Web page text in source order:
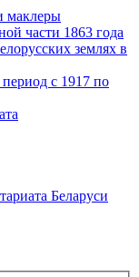
маклеры
части 1863 года
землях в
с 1917 по
Беларуси